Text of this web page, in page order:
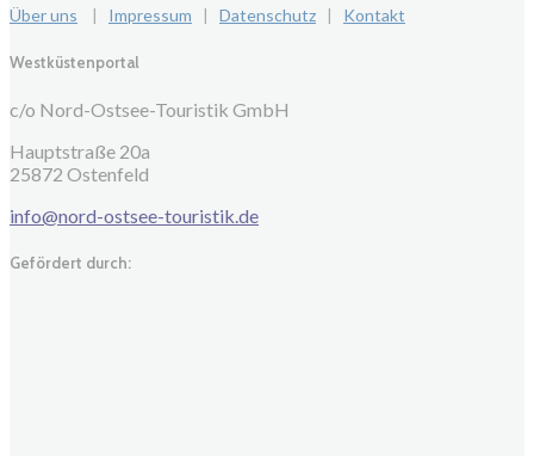
Über uns | Impressum | Datenschutz | Kontakt
Westküstenportal
c/o Nord-Ostsee-Touristik GmbH
Hauptstraße 20a
25872 Ostenfeld
info@nord-ostsee-touristik.de
Gefördert durch: